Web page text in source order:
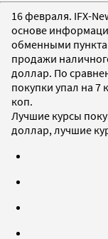
16 февраля. IFX-
основе
обменными
продажи
доллар. По
покупки упал на 7
коп.
Лучшие курсы
доллар, лучшие